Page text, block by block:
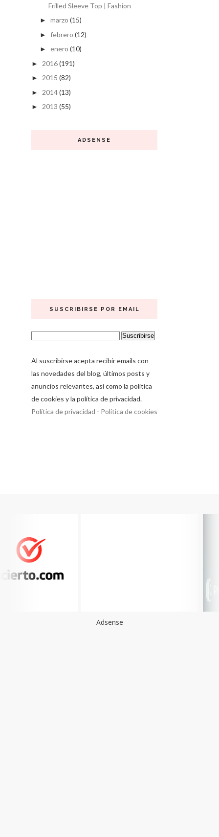
Frilled Sleeve Top | Fashion
► marzo (15)
► febrero (12)
► enero (10)
► 2016(191)
► 2015 (82)
► 2014(13)
► 2013 (55)
ADSENSE
SUSCRIBIRSE POR EMAIL
Al suscribirse acepta recibir emails con
las novedades del blog, últimos posts y
anuncios relevantes, así como la política
de cookies y la política de privacidad.
Política de privacidad - Política de cookies
Adsense